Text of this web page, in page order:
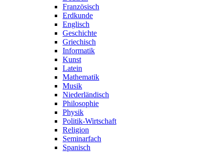
Französisch
Erdkunde
Englisch
Geschichte
Griechisch
Informatik
Kunst
Latein
Mathematik
Musik
Niederländisch
Philosophie
Physik
Politik-Wirtschaft
Religion
Seminarfach
Spanisch